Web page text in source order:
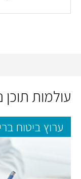
עולמות תוכן
ערוץ ביטוח